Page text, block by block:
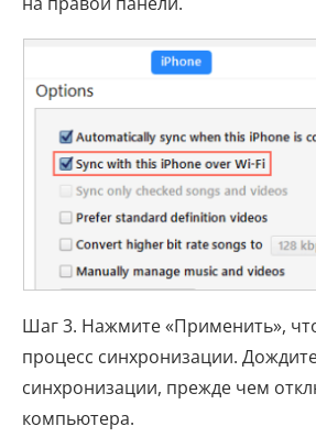
Шаг 3. Нажмите «Применить»,
процесс синхронизации.
синхронизации, прежде чем
компьютера.